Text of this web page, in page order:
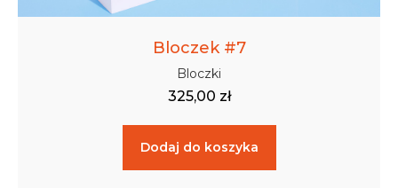
Bloczek #7
Bloczki
325,00 zł
Dodaj do koszyka